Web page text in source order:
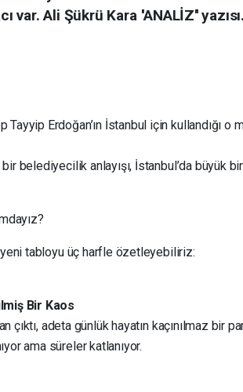
Ali Şükrü Kara ''ANALİZ''
Erdoğan’ın İstanbul için kullandığı o
belediyecilik anlayışı, İstanbul’da büyük bir
yeni tabloyu üç harfle özetleyebiliriz:
Bir Kaos
çıktı, adeta günlük hayatın kaçınılmaz bir
ama süreler katlanıyor.